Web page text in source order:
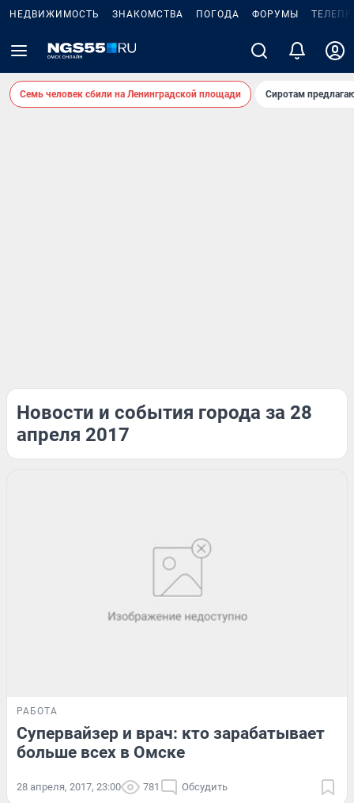
НЕДВИЖИМОСТЬ ЗНАКОМСТВА ПОГОДА ФОРУМЫ
Семь человек сбили на Ленинградской площади Сиротам
Новости и события города за 28
апреля 2017
РАБОТА
Супервайзер и врач: кто зарабатывает
больше всех в Омске
28 апреля, 2017, 23:00 781 Обсудить